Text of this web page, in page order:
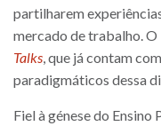
partilharem
mercado de trabalho. O
Talks, que já contam
paradigmáticos dessa
Fiel à génese do